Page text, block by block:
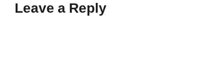
Leave a Reply